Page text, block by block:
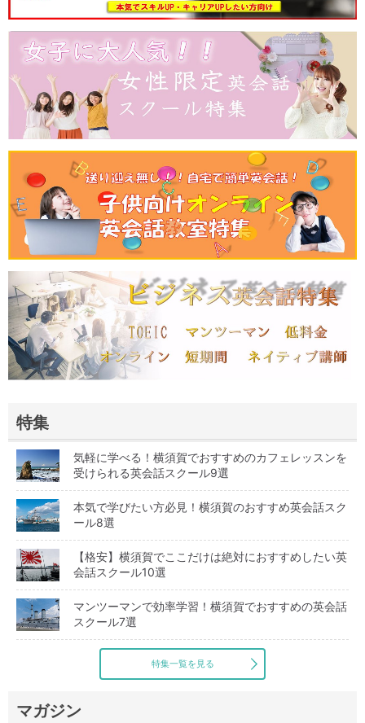
特集
気軽に学べる！横須賀でおすすめのカフェレッスンを
受けられる英会話スクール9選
本気で学びたい方必見！横須賀のおすすめ英会話スク
ール8選
【格安】横須賀でここだけは絶対におすすめしたい英
会話スクール10選
マンツーマンで効率学習！横須賀でおすすめの英会話
スクール7選
特集一覧を見る
マガジン